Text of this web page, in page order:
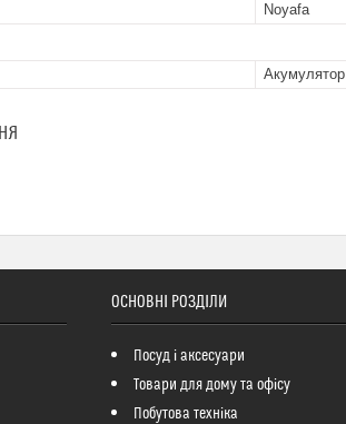
Noyafa
Акумулятор
ОСНОВНІ РОЗДІЛИ
Посуд і аксесуари
Товари для дому та офісу
Побутова техніка